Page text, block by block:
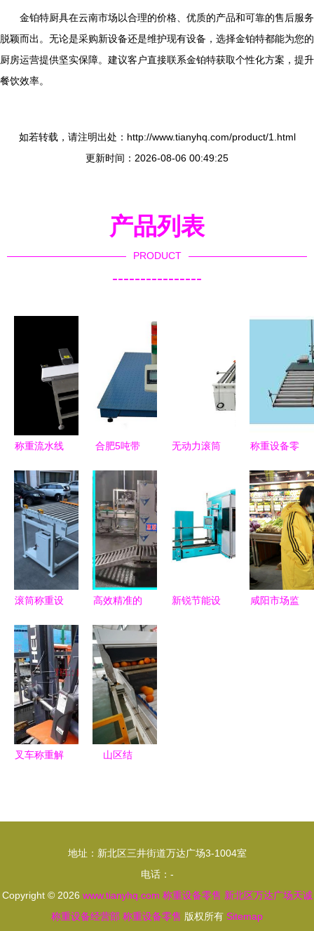
金铂特厨具在云南市场以合理的价格、优质的产品和可靠的售后服务
脱颖而出。无论是采购新设备还是维护现有设备，选择金铂特都能为您的
厨房运营提供坚实保障。建议客户直接联系金铂特获取个性化方案，提升
餐饮效率。
如若转载，请注明出处：http://www.tianyhq.com/product/1.html
更新时间：2026-08-06 00:49:25
产品列表
PRODUCT
----------------
称重流水线
分选剔除机
高效零售称
重解决方案
合肥5吨带
秤价格解析
及上海汉衡
直销选购指
南
无动力滚筒
设备及零售
市场应用
称重设备零
能，助力各
行各业高效
发展
滚筒称重设
你真的选对
了吗？——
从零售视角
看称重设备
选购
高效精准的
装解决方案
称重式
200L大铁
桶/吨桶灌
装设备
新锐节能设
咸阳市场监
叉车称重解
山区结
线见闻
地址：新北区三井街道万达广场3-1004室
电话：-
Copyright © 2026 www.tianyhq.com 称重设备零售 新北区万达广场天诚
称重设备经营部 称重设备零售 版权所有 Sitemap